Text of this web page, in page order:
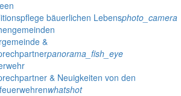
bäuerlichen Lebensphoto_camera
&
panorama_fish_eye
& Neuigkeiten von den
whatshot